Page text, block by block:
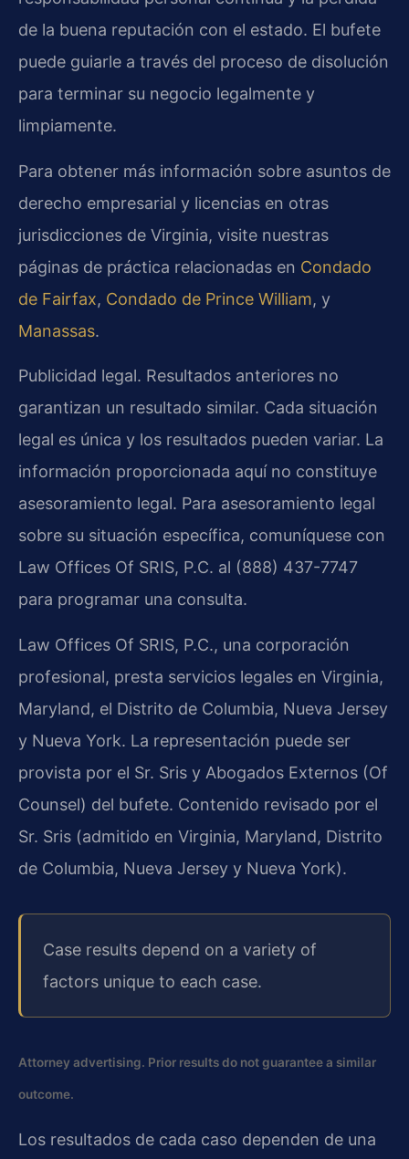
de la buena reputación con el estado. El bufete
puede guiarle a través del proceso de disolución
para terminar su negocio legalmente y
limpiamente.
Para obtener más información sobre asuntos de
derecho empresarial y licencias en otras
jurisdicciones de Virginia, visite nuestras
páginas de práctica relacionadas en Condado
de Fairfax, Condado de Prince William, y
Manassas.
Publicidad legal. Resultados anteriores no
garantizan un resultado similar. Cada situación
legal es única y los resultados pueden variar. La
información proporcionada aquí no constituye
asesoramiento legal. Para asesoramiento legal
sobre su situación específica, comuníquese con
Law Offices Of SRIS, P.C. al (888) 437-7747
para programar una consulta.
Law Offices Of SRIS, P.C., una corporación
profesional, presta servicios legales en Virginia,
Maryland, el Distrito de Columbia, Nueva Jersey
y Nueva York. La representación puede ser
provista por el Sr. Sris y Abogados Externos (Of
Counsel) del bufete. Contenido revisado por el
Sr. Sris (admitido en Virginia, Maryland, Distrito
de Columbia, Nueva Jersey y Nueva York).
Case results depend on a variety of
factors unique to each case.
Attorney advertising. Prior results do not guarantee a similar
outcome.
Los resultados de cada caso dependen de una